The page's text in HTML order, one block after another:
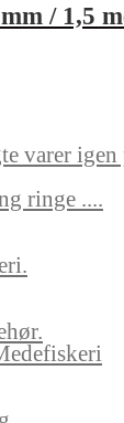
/ 1,5
varer igen
ringe ....